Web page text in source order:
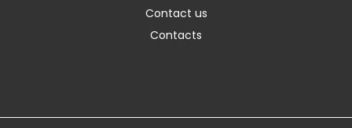
Contact us
Contacts